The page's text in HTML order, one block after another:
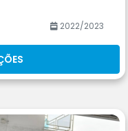
2022/2023